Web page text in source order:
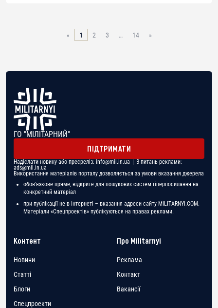
« 1 2 3 … 14 »
ГО "МІЛІТАРНИЙ"
ПІДТРИМАТИ
Надіслати новину або пресреліз: info@mil.in.ua | З питань реклами:
ads@mil.in.ua
Використання матеріалів порталу дозволяється за умови вказання джерела
обов'язкове пряме, відкрите для пошукових систем гіперпосилання на
конкретний матеріал
при публікації не в Інтернеті – вказання адреси сайту MILITARNYI.COM.
Матеріали «Спецпроектів» публікуються на правах реклами.
Контент
Новини
Статті
Блоги
Спецпроекти
Про Militarnyi
Реклама
Контакт
Вакансії